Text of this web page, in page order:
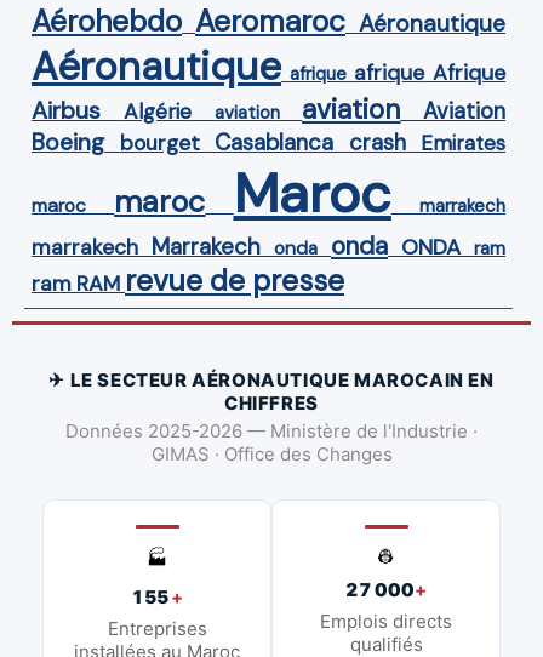
Aérohebdo Aeromaroc Aéronautique
Aéronautique afrique afrique Afrique
Airbus Algérie aviation aviation Aviation
Boeing bourget Casablanca crash Emirates
maroc maroc Maroc marrakech
marrakech Marrakech onda onda ONDA ram
ram RAM revue de presse
✈ LE SECTEUR AÉRONAUTIQUE MAROCAIN EN
CHIFFRES
Données 2025-2026 — Ministère de l'Industrie ·
GIMAS · Office des Changes
🏭
155+
Entreprises
installées au Maroc
👷
27 000+
Emplois directs
qualifiés